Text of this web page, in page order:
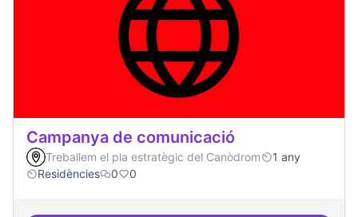
Campanya de comunicació
Treballem el pla estratègic del Canòdrom
1 any
Residències
0 0